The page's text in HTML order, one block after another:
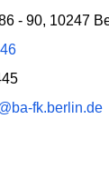
- 90, 10247
fk.berlin.de